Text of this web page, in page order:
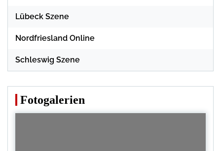
Lübeck Szene
Nordfriesland Online
Schleswig Szene
Fotogalerien